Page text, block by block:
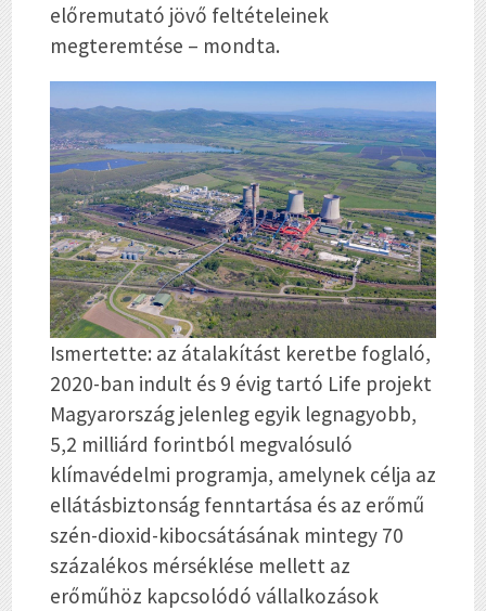
előremutató jövő feltételeinek
megteremtése – mondta.
Ismertette: az átalakítást keretbe foglaló,
2020-ban indult és 9 évig tartó Life projekt
Magyarország jelenleg egyik legnagyobb,
5,2 milliárd forintból megvalósuló
klímavédelmi programja, amelynek célja az
ellátásbiztonság fenntartása és az erőmű
szén-dioxid-kibocsátásának mintegy 70
százalékos mérséklése mellett az
erőműhöz kapcsolódó vállalkozások